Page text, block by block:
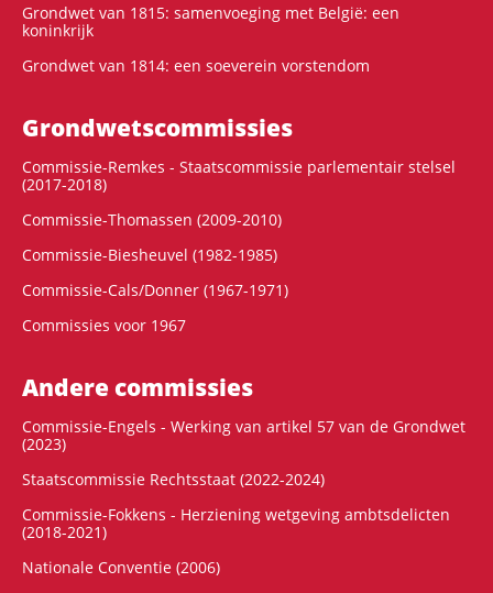
Grondwet van 1815: samenvoeging met België: een
koninkrijk
Grondwet van 1814: een soeverein vorstendom
Grondwets­commissies
Commissie-Remkes - Staatscommissie parlementair stelsel
(2017-2018)
Commissie-Thomassen (2009-2010)
Commissie-Biesheuvel (1982-1985)
Commissie-Cals/Donner (1967-1971)
Commissies voor 1967
Andere commissies
Commissie-Engels - Werking van artikel 57 van de Grondwet
(2023)
Staatscommissie Rechtsstaat (2022-2024)
Commissie-Fokkens - Herziening wetgeving ambtsdelicten
(2018-2021)
Nationale Conventie (2006)